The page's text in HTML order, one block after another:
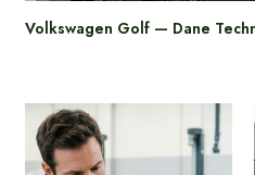
Volkswagen Golf — Dane